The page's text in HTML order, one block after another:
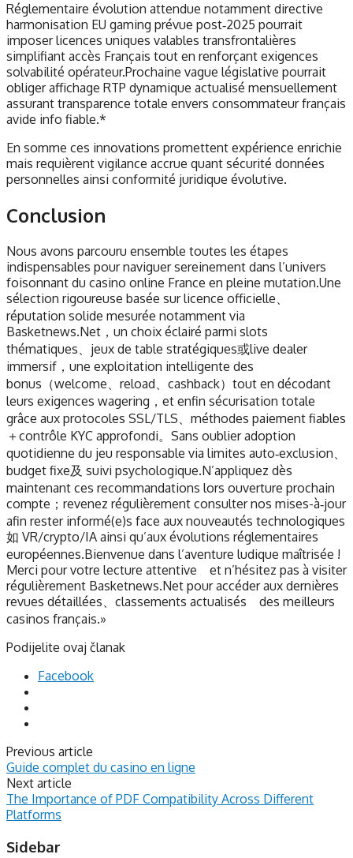
Réglementaire évolution attendue notamment directive
harmonisation EU gaming prévue post‑2025 pourrait
imposer licences uniques valables transfrontalières
simplifiant accès Français tout en renforçant exigences
solvabilité opérateur.Prochaine vague législative pourrait
obliger affichage RTP dynamique actualisé mensuellement
assurant transparence totale envers consommateur français
avide info fiable.*
En somme ces innovations promettent expérience enrichie
mais requièrent vigilance accrue quant sécurité données
personnelles ainsi conformité juridique évolutive.
Conclusion
Nous avons parcouru ensemble toutes les étapes
indispensables pour naviguer sereinement dans l’univers
foisonnant du casino online France en pleine mutation.Une
sélection rigoureuse basée sur licence officielle、
réputation solide mesurée notamment via
Basketnews.Net，un choix éclairé parmi slots
thématiques、jeux de table stratégiques或live dealer
immersif，une exploitation intelligente des
bonus（welcome、reload、cashback）tout en décodant
leurs exigences wagering，et enfin sécurisation totale
grâce aux protocoles SSL/TLS、méthodes paiement fiables
＋contrôle KYC approfondi。Sans oublier adoption
quotidienne du jeu responsable via limites auto‑exclusion、
budget fixe及 suivi psychologique.N’appliquez dès
maintenant ces recommandations lors ouverture prochain
compte；revenez régulièrement consulter nos mises-à‑jour
afin rester informé(e)s face aux nouveautés technologiques
如 VR/crypto/IA ainsi qu’aux évolutions réglementaires
européennes.Bienvenue dans l’aventure ludique maîtrisée !
Merci pour votre lecture attentive et n’hésitez pas à visiter
régulièrement Basketnews.Net pour accéder aux dernières
revues détaillées、classements actualisés des meilleurs
casinos français.»
Podijelite ovaj članak
Facebook
Previous article
Guide complet du casino en ligne
Next article
The Importance of PDF Compatibility Across Different
Platforms
Sidebar